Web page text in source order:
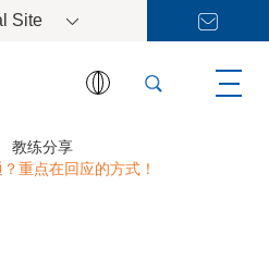
Site
教练分享
重点在回应的方式！